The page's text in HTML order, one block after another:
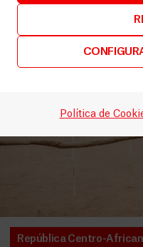
Política de
República Centro-